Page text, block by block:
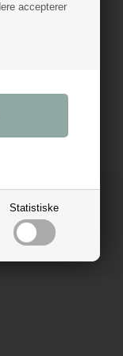
accepterer
Statistiske